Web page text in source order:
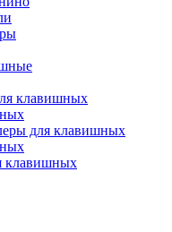
клавишных
для клавишных
клавишных